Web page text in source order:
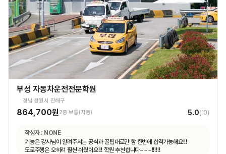
부성 자동차운전전문학원
경남 창원시 진해구
864,700원2종 보통(자동) 5.0(10)
작성자 : NONE
기능은 강사님이 알려주시는 공식과 꿀팁대로만 함 한번에 합격가능해요!!!
도로주행은 오히려 훨씬 쉬웠어요!!! 학원 추천합니다~~~!!!!!!